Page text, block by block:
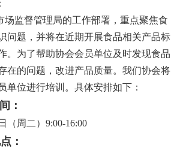
督管理局的工作部署，重点聚焦食
问题，并将在近期开展食品相关产品标
。为了帮助协会会员单位及时发现食品
在的问题，改进产品质量。我们协会将
单位进行培训。具体安排如下：
：
周二）9:00-16:00
：